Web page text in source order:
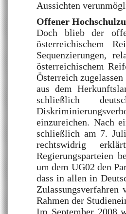
Aussichten
Offener
Doch blieb der
österreichischem
Sequenzierungen,
österreichischem
Österreich
aus dem
schließlich
einzureichen. Nach
schließlich am 7.
rechtswidrig
Regierungsparteien
um dem UG02 den
dass in allen in
Rahmen der
Im September 2008